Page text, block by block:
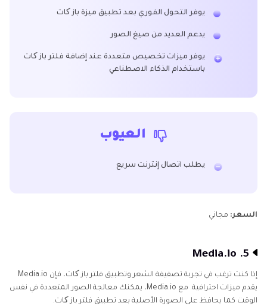
يوفر التحول الفوري بعد تطبيق ميزة باز کات
يدعم العديد من صيغ الصور
يوفر ميزات تخصيص متعددة عند إضافة فلتر باز کات
باستخدام الذكاء الاصطناعي
العيوب
يطلب اتصال إنترنت سريع
السعر: مجاني
5. Media.io
إذا كنت ترغب في تجربة تصفيفة الشعر وتطبيق فلتر باز کات، فإن Media.io
يقدم ميزات احترافية. مع Media.io، يمكنك معالجة الصور المتعددة في نفس
الوقت كما يحافظ على الصورة الأصلية بعد تطبيق فلتر باز کات.